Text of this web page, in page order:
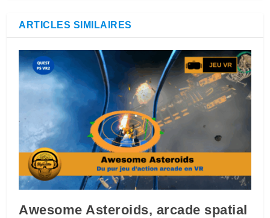
ARTICLES SIMILAIRES
Awesome Asteroids, arcade spatial